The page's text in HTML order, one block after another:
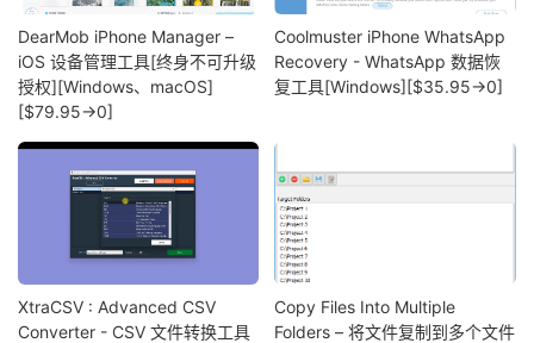
DearMob iPhone Manager –
iOS 设备管理工具[终身不可升级
授权][Windows、macOS]
[$79.95→0]
Coolmuster iPhone WhatsApp
Recovery - WhatsApp 数据恢
复工具[Windows][$35.95→0]
XtraCSV : Advanced CSV
Converter - CSV 文件转换工具
Copy Files Into Multiple
Folders – 将文件复制到多个文件